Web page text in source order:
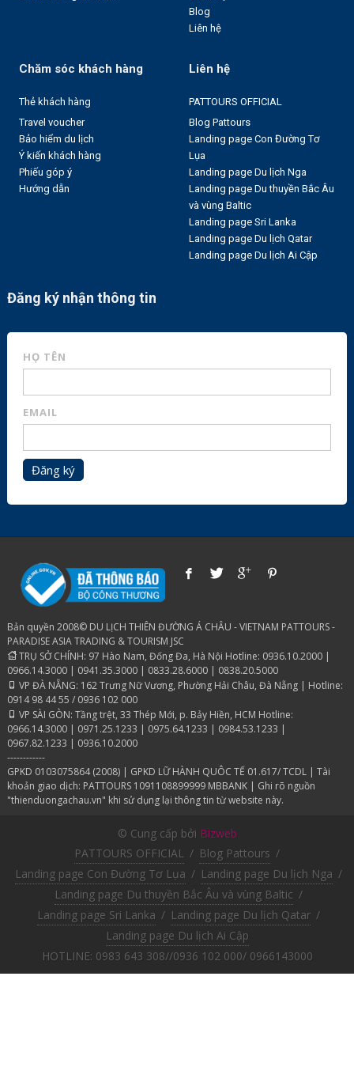
Blog
Liên hệ
Chăm sóc khách hàng
Thẻ khách hàng
Travel voucher
Bảo hiểm du lịch
Ý kiến khách hàng
Phiếu góp ý
Hướng dẫn
Liên hệ
PATTOURS OFFICIAL
Blog Pattours
Landing page Con Đường Tơ
Lụa
Landing page Du lịch Nga
Landing page Du thuyền Bắc Âu
và vùng Baltic
Landing page Sri Lanka
Landing page Du lịch Qatar
Landing page Du lịch Ai Cập
Đăng ký nhận thông tin
HỌ TÊN
EMAIL
Đăng ký
Bản quyền 2008© DU LỊCH THIÊN ĐƯỜNG Á CHÂU - VIETNAM PATTOURS -
PARADISE ASIA TRADING & TOURISM JSC
TRỤ SỞ CHÍNH: 97 Hào Nam, Đống Đa, Hà Nội Hotline: 0936.10.2000 |
0966.14.3000 | 0941.35.3000 | 0833.28.6000 | 0838.20.5000
VP ĐÀ NẴNG: 162 Trưng Nữ Vương, Phường Hải Châu, Đà Nẵng | Hotline:
0914 98 44 55 / 0936 102 000
VP SÀI GÒN: Tầng trệt, 33 Thép Mới, p. Bảy Hiền, HCM Hotline:
0966.14.3000 | 0971.25.1233 | 0975.64.1233 | 0984.53.1233 |
0967.82.1233 | 0936.10.2000
------------
GPKD 0103075864 (2008) | GPKD LỮ HÀNH QUÔC TẾ 01.617/ TCDL | Tài
khoản giao dịch: PATTOURS 1091108899999 MBBANK | Ghi rõ nguồn
"thienduongachau.vn" khi sử dụng lại thông tin từ website này.
© Cung cấp bởi Bizweb
PATTOURS OFFICIAL / Blog Pattours /
Landing page Con Đường Tơ Lụa / Landing page Du lịch Nga /
Landing page Du thuyền Bắc Âu và vùng Baltic /
Landing page Sri Lanka / Landing page Du lịch Qatar /
Landing page Du lịch Ai Cập
HOTLINE: 0983 643 308//0936 102 000/ 0966143000